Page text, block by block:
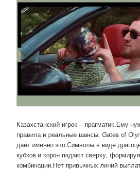
Казахстанский игрок – прагматик.Ему
правила и реальные шансы. Gates of
даёт именно это.Символы в виде
кубков и корон падают сверху,
комбинации.Нет привычных линий